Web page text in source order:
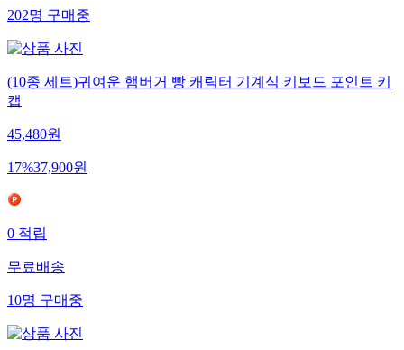
202명 구매중
(10종 세트)귀여운 햄버거 빵 캐릭터 기계식 키보드 포인트 키
캡
45,480원
17%37,900원
0 적립
무료배송
10명 구매중